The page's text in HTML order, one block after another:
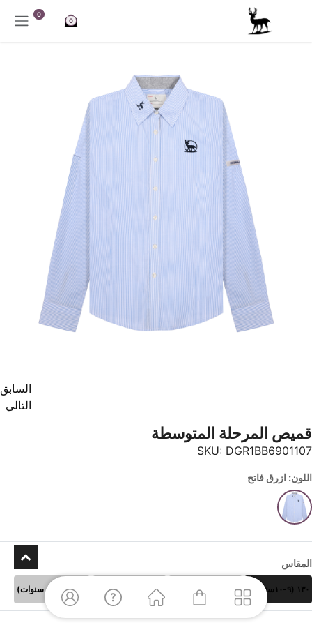
تخطي للذهاب إلى المحتوى
0
0
السابق
التالي
قميص المرحلة المتوسطة
SKU: DGR1BB6901107
اللون: ازرق فاتح
المقاس
١٣٠ (٩-١٠سنوات) ١٤٠ (١١-١٢ سنوات) ١٥٠ (١٣-١٤ سنوات) ١٦٠ (١٥- ١٦ سنوات)